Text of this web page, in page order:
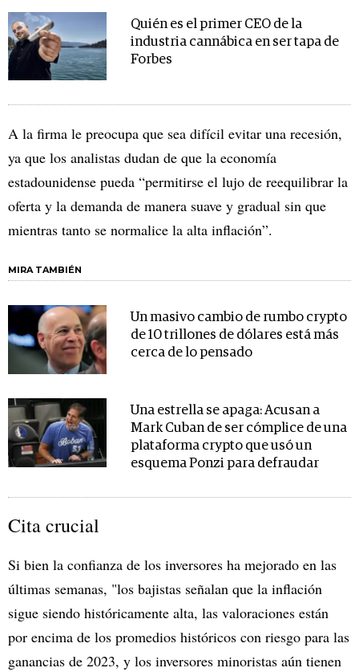
Quién es el primer CEO de la
industria cannábica en ser tapa de
Forbes
A la firma le preocupa que sea difícil evitar una recesión,
ya que los analistas dudan de que la economía
estadounidense pueda “permitirse el lujo de reequilibrar la
oferta y la demanda de manera suave y gradual sin que
mientras tanto se normalice la alta inflación”.
MIRA TAMBIÉN
Un masivo cambio de rumbo crypto
de 10 trillones de dólares está más
cerca de lo pensado
Una estrella se apaga: Acusan a
Mark Cuban de ser cómplice de una
plataforma crypto que usó un
esquema Ponzi para defraudar
Cita crucial
Si bien la confianza de los inversores ha mejorado en las
últimas semanas, "los bajistas señalan que la inflación
sigue siendo históricamente alta, las valoraciones están
por encima de los promedios históricos con riesgo para las
ganancias de 2023, y los inversores minoristas aún tienen